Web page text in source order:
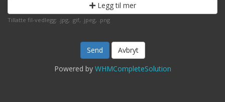
Legg til mer
Tillatte fil-vedlegg: .jpg, .gif, .jpeg, .png
Avbryt
Powered by WHMCompleteSolution